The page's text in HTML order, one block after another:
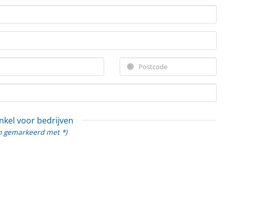
voor bedrijven
gemarkeerd met *)